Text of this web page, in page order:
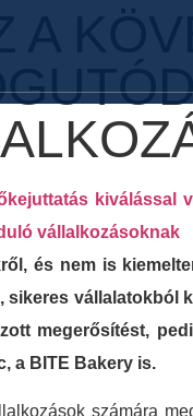
A
és nem is
sikeres
megerősítést,
a BITE Bakery is.
számára